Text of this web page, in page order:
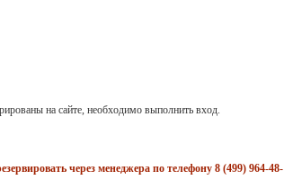
на сайте, необходимо выполнить вход.
через менеджера по телефону 8 (499) 964-48-